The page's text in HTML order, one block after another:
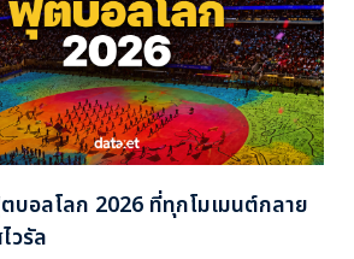
บอลโลก 2026 ที่ทุกโมเมนต์กลาย
วรัล